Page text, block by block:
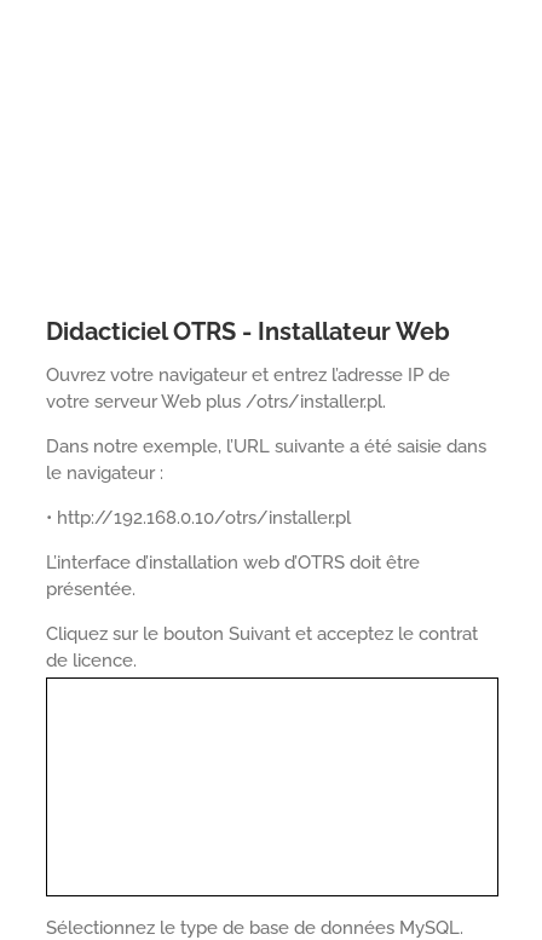
Didacticiel OTRS - Installateur Web
Ouvrez votre navigateur et entrez l’adresse IP de
votre serveur Web plus /otrs/installer.pl.
Dans notre exemple, l’URL suivante a été saisie dans
le navigateur :
• http://192.168.0.10/otrs/installer.pl
L’interface d’installation web d’OTRS doit être
présentée.
Cliquez sur le bouton Suivant et acceptez le contrat
de licence.
Sélectionnez le type de base de données MySQL.